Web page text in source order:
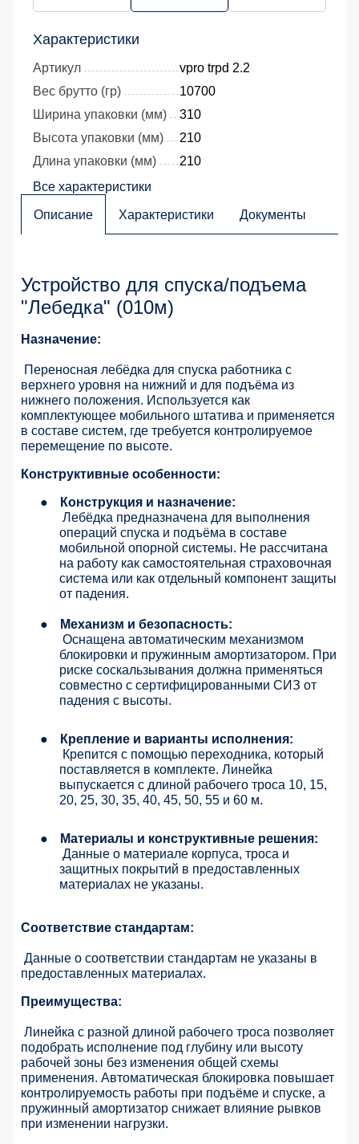
Характеристики
Артикул
vpro trpd 2.2
Вес брутто (гр)
10700
Ширина упаковки (мм)
310
Высота упаковки (мм)
210
Длина упаковки (мм)
210
Все характеристики
Описание Характеристики Документы
Устройство для спуска/подъема
"Лебедка" (010м)
Назначение:
Переносная лебёдка для спуска работника с
верхнего уровня на нижний и для подъёма из
нижнего положения. Используется как
комплектующее мобильного штатива и применяется
в составе систем, где требуется контролируемое
перемещение по высоте.
Конструктивные особенности:
●
Конструкция и назначение:
Лебёдка предназначена для выполнения
операций спуска и подъёма в составе
мобильной опорной системы. Не рассчитана
на работу как самостоятельная страховочная
система или как отдельный компонент защиты
от падения.
●
Механизм и безопасность:
Оснащена автоматическим механизмом
блокировки и пружинным амортизатором. При
риске соскальзывания должна применяться
совместно с сертифицированными СИЗ от
падения с высоты.
●
Крепление и варианты исполнения:
Крепится с помощью переходника, который
поставляется в комплекте. Линейка
выпускается с длиной рабочего троса 10, 15,
20, 25, 30, 35, 40, 45, 50, 55 и 60 м.
●
Материалы и конструктивные решения:
Данные о материале корпуса, троса и
защитных покрытий в предоставленных
материалах не указаны.
Соответствие стандартам:
Данные о соответствии стандартам не указаны в
предоставленных материалах.
Преимущества:
Линейка с разной длиной рабочего троса позволяет
подобрать исполнение под глубину или высоту
рабочей зоны без изменения общей схемы
применения. Автоматическая блокировка повышает
контролируемость работы при подъёме и спуске, а
пружинный амортизатор снижает влияние рывков
при изменении нагрузки.